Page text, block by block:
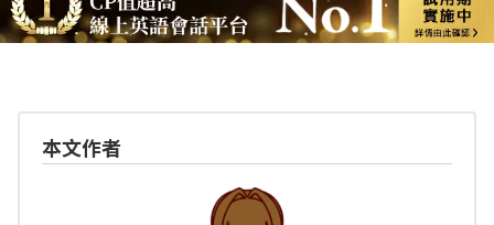
本文作者